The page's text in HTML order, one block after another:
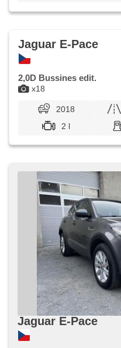
x18
Jaguar E-Pace
2,0D Bussines edit.
2018
2 l
Jaguar E-Pace